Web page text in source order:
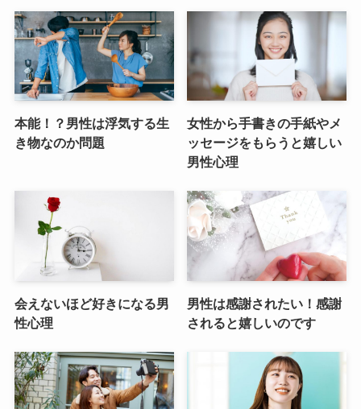
本能！？男性は浮気する生
き物なのか問題
女性から手書きの手紙やメ
ッセージをもらうと嬉しい
男性心理
会えないほど好きになる男
性心理
男性は感謝されたい！感謝
されると嬉しいのです